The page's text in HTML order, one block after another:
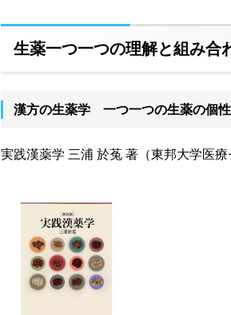
生薬一つ一つの理解と組み合
漢方の生薬学 一つ一つの生薬の個
実践漢薬学 三浦 於菟 著（東邦大学医